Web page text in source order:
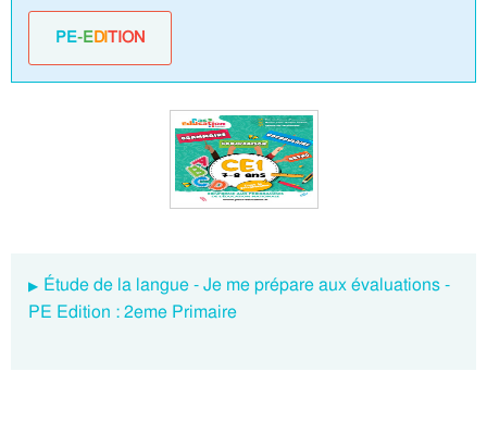
PE-EDITION
Étude de la langue - Je me prépare aux évaluations -
PE Edition : 2eme Primaire